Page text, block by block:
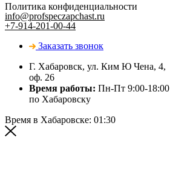
Политика конфиденциальности
info@profspeczapchast.ru
+7-914-201-00-44
Заказать звонок
Г. Хабаровск, ул. Ким Ю Чена, 4,
оф. 26
Время работы: Пн-Пт 9:00-18:00
по Хабаровску
Время в Хабаровске: 01:30